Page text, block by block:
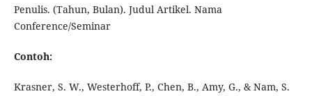
Penulis. (Tahun, Bulan). Judul Artikel. Nama
Conference/Seminar
Contoh:
Krasner, S. W., Westerhoff, P., Chen, B., Amy, G., & Nam, S.